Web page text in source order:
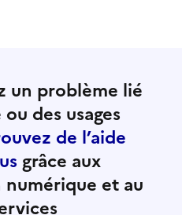
un problème lié
des usages
de l’aide
grâce aux
et au